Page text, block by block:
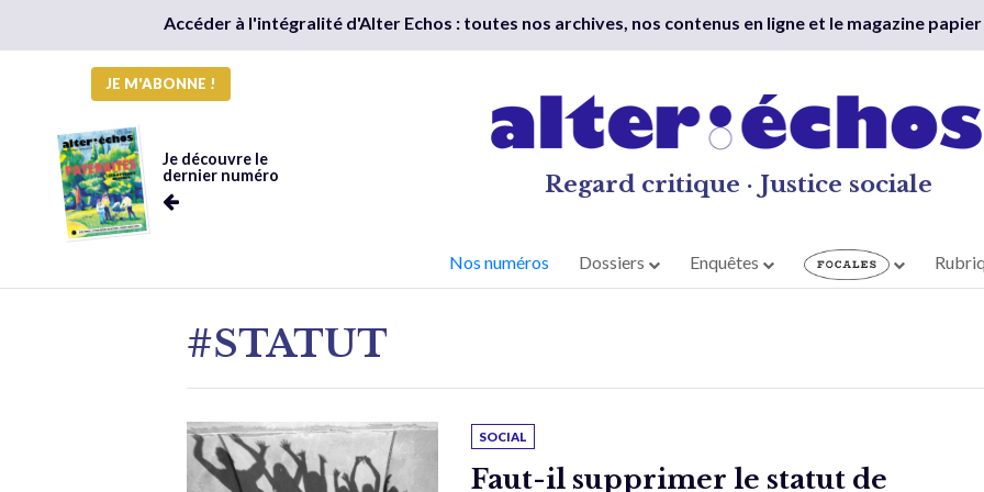
Accéder à l'intégralité d'Alter Echos : toutes nos archives, nos contenus en ligne et le magazine
JE M'ABONNE !
Je découvre le
dernier numéro
Regard critique · Justice sociale
Nos numéros Dossiers Enquêtes
#STATUT
SOCIAL
Faut-il supprimer le statut de